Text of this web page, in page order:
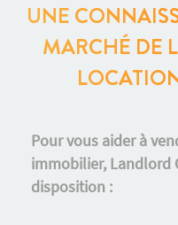
UNE
MARCHÉ DE
Pour vous aider à
immobilier, Landlord
disposition :